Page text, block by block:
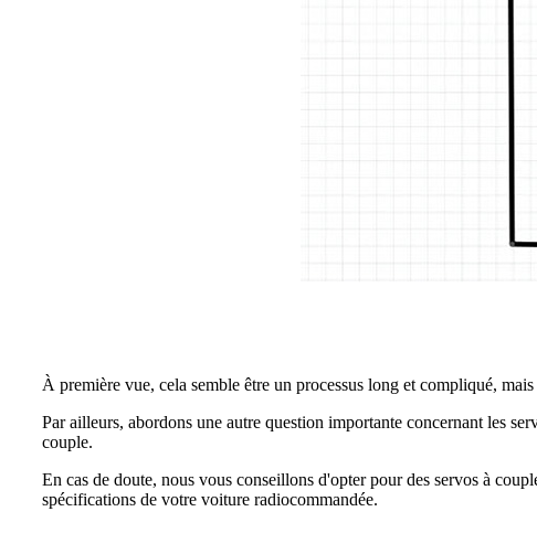
À première vue, cela semble être un processus long et compliqué,
Par ailleurs, abordons une autre question importante concernant les
couple.
En cas de doute, nous vous conseillons d'opter pour des servos à
spécifications de votre voiture radiocommandée.